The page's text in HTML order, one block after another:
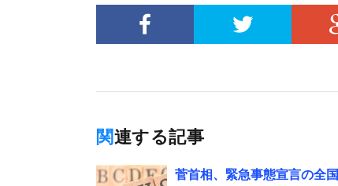
関連する記事
菅首相、緊急事態宣言の全